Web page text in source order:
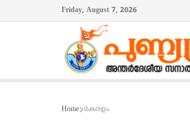
Friday, August 7, 2026
Home കേരളം